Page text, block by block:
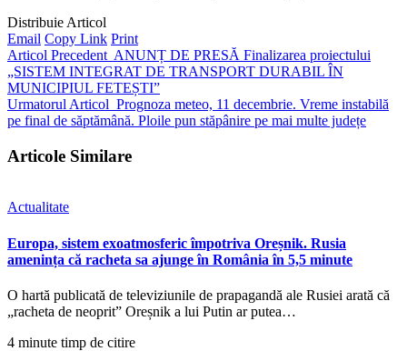
Distribuie Articol
Email Copy Link Print
Articol Precedent ANUNȚ DE PRESĂ Finalizarea proiectului
„SISTEM INTEGRAT DE TRANSPORT DURABIL ÎN
MUNICIPIUL FETEȘTI”
Urmatorul Articol Prognoza meteo, 11 decembrie. Vreme instabilă
pe final de săptămână. Ploile pun stăpânire pe mai multe județe
Articole Similare
Actualitate
Europa, sistem exoatmosferic împotriva Oreșnik. Rusia
amenința că racheta sa ajunge în România în 5,5 minute
O hartă publicată de televiziunile de prapagandă ale Rusiei arată că
„racheta de neoprit” Oreșnik a lui Putin ar putea…
4 minute timp de citire